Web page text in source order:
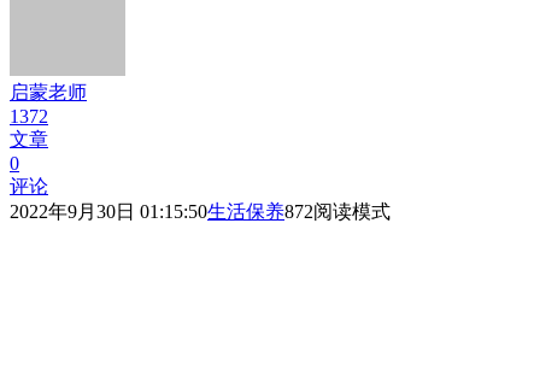
启蒙老师
1372
文章
0
评论
2022年9月30日 01:15:50生活保养872阅读模式